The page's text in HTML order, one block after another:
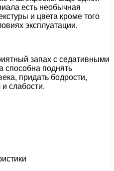
есть необычная
и цвета кроме того
эксплуатации.
запах с седативными
способна поднять
придать бодрости,
и слабости.